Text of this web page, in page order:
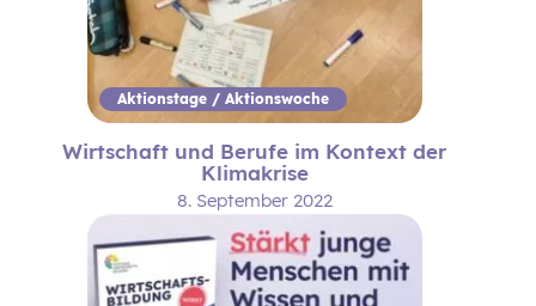
Aktionstage / Aktionswoche
Wirtschaft und Berufe im Kontext der
Klimakrise
8. September 2022